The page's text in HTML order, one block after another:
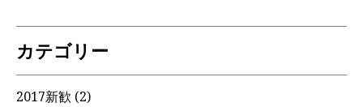
カテゴリー
2017新歓 (2)